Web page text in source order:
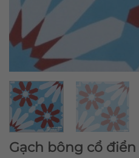
Gạch bông cổ điển